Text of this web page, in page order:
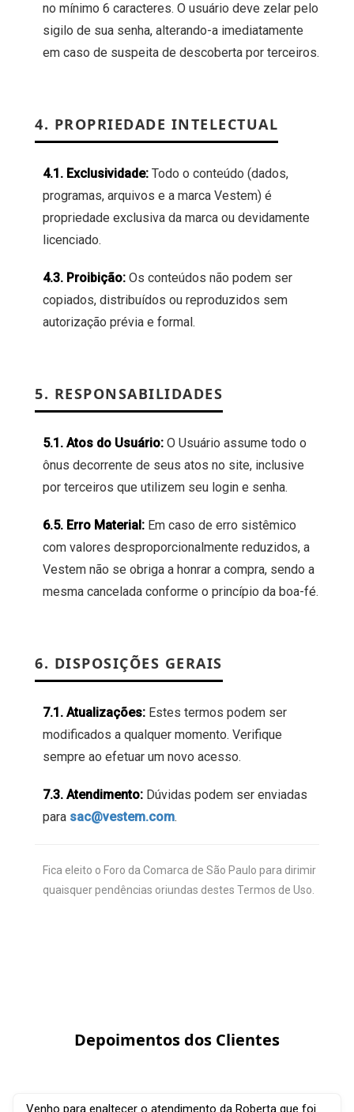
no mínimo 6 caracteres. O usuário deve zelar pelo
sigilo de sua senha, alterando-a imediatamente
em caso de suspeita de descoberta por terceiros.
4. PROPRIEDADE INTELECTUAL
4.1. Exclusividade: Todo o conteúdo (dados,
programas, arquivos e a marca Vestem) é
propriedade exclusiva da marca ou devidamente
licenciado.
4.3. Proibição: Os conteúdos não podem ser
copiados, distribuídos ou reproduzidos sem
autorização prévia e formal.
5. RESPONSABILIDADES
5.1. Atos do Usuário: O Usuário assume todo o
ônus decorrente de seus atos no site, inclusive
por terceiros que utilizem seu login e senha.
6.5. Erro Material: Em caso de erro sistêmico
com valores desproporcionalmente reduzidos, a
Vestem não se obriga a honrar a compra, sendo a
mesma cancelada conforme o princípio da boa-fé.
6. DISPOSIÇÕES GERAIS
7.1. Atualizações: Estes termos podem ser
modificados a qualquer momento. Verifique
sempre ao efetuar um novo acesso.
7.3. Atendimento: Dúvidas podem ser enviadas
para sac@vestem.com.
Fica eleito o Foro da Comarca de São Paulo para dirimir
quaisquer pendências oriundas destes Termos de Uso.
Depoimentos dos Clientes
Venho para enaltecer o atendimento da Roberta que foi